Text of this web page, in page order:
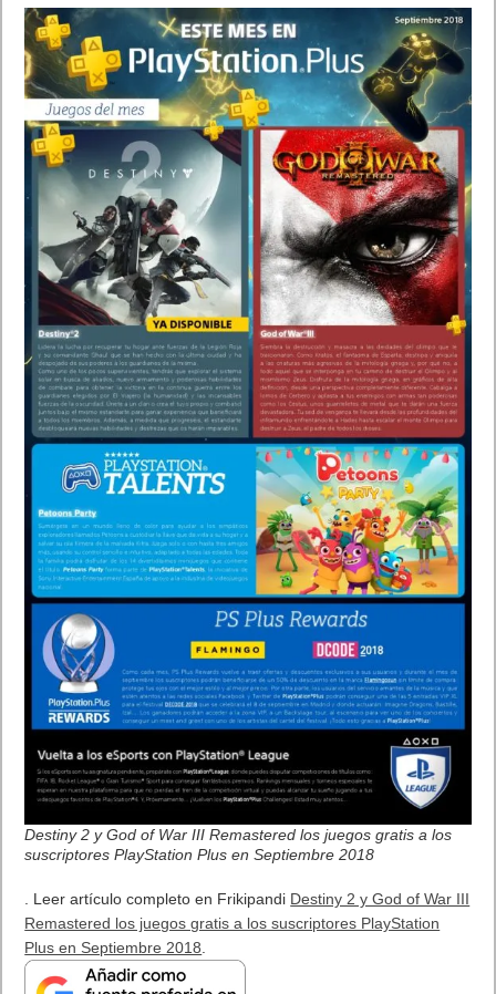
Destiny 2 y God of War III Remastered los juegos gratis a los
suscriptores PlayStation Plus en Septiembre 2018
. Leer artículo completo en Frikipandi Destiny 2 y God of War III
Remastered los juegos gratis a los suscriptores PlayStation
Plus en Septiembre 2018.